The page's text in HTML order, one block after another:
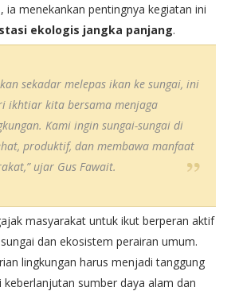
ia menekankan pentingnya kegiatan ini
ekologis jangka panjang.
sekadar melepas ikan ke sungai, ini
ikhtiar kita bersama menjaga
Kami ingin sungai-sungai di
produktif, dan membawa manfaat
ujar Gus Fawait.
masyarakat untuk ikut berperan aktif
dan ekosistem perairan umum.
lingkungan harus menjadi tanggung
sumber daya alam dan